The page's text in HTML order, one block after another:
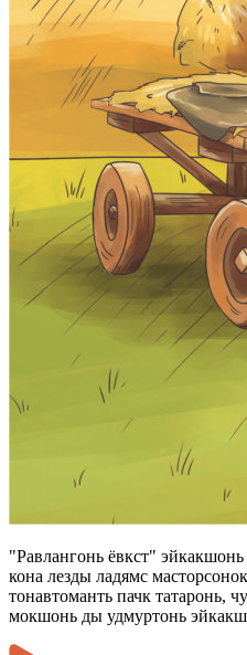
"Равлангонь ёвкст"
кона лезды ладямс
тонавтоманть пачк татаронь,
мокшонь ды удмуртонь